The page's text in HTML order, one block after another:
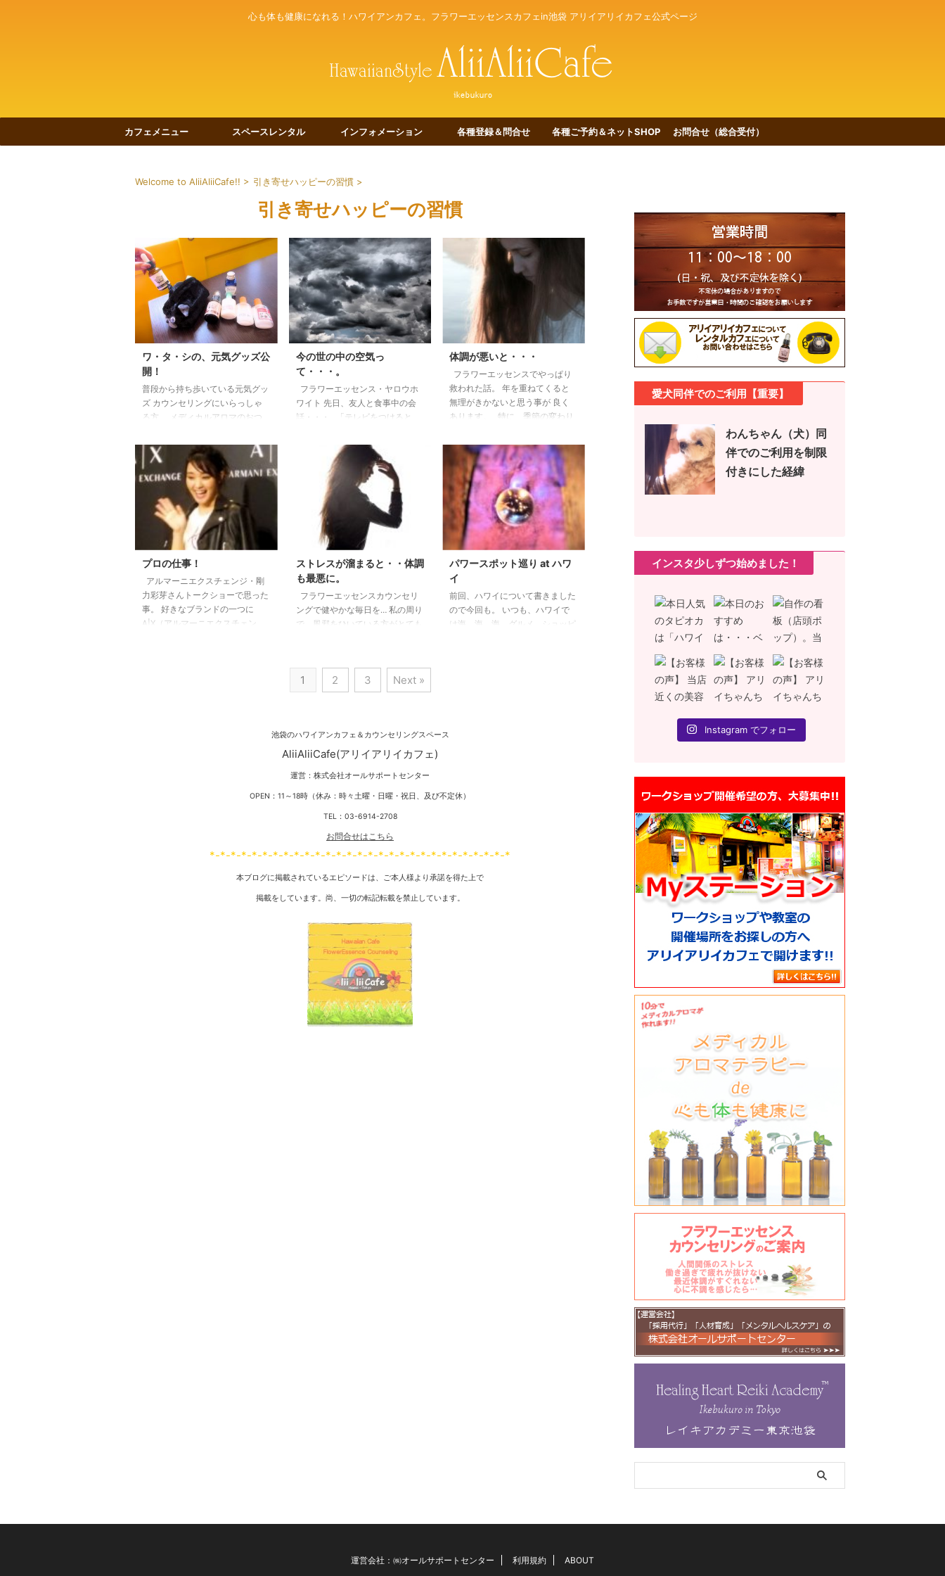
心も体も健康になれる！ハワイアンカフェ。フラワーエッセンスカフェin池袋 アリイアリイカフェ公式ページ
カフェメニュー スペースレンタル インフォメーション 各種登録＆問合せ 各種ご予約＆ネットSHOP お問合せ（総合受付）
Welcome to AliiAliiCafe!! > 引き寄せハッピーの習慣 >
引き寄せハッピーの習慣
ワ・タ・シの、元気グッズ公
開！
普段から持ち歩いている元気グッ
ズ カウンセリングにいらっしゃ
る方、 メディカルアロマのおつ
聞かれることがあります。 「上
西さんってフラワーエッセンス、
メディカルアロマは何を使ってい
るの？」 よくぞ聞いていただけ
ました！！ フラワーエッセンス
は 必ずバッグに持っているのが
エマージェンシー。 自宅ではエ
キナセア。 女子力アップのファ
シネーションは 人と会う時に飲
マは 少し前の時期は花粉症ノー
ズケア（今年から ...
今の世の中の空気っ
て・・・。
フラワーエッセンス・ヤロウホ
ワイト 先日、友人と食事中の会
話・・・ 「テレビをつけると、
嫌な事ばっかり見てしまう。」
「何だか、イライラするんだよ
ね」と。 最後には 「政治家の不
倫、忖度何てどうでもいいから、
北朝鮮から他国から日本を守って
くれれば いいんだよ。」と かな
りのご立腹！！ 「あなたはいい
よね。いつも元気で明るくて。」
と 最後に私にあたっていまし
た。 そうです。 今、何だかイラ
ついている人が多 ...
体調が悪いと・・・
フラワーエッセンスでやっぱり
救われた話。 年を重ねてくると
無理がきかないと思う事が 良く
あります。 特に、季節の変わり
し頑張りすぎると 最近の私も
様々悪いところが 出てきます。
最近、体調がおもわしくないな～
と 思っていました。 （病気では
ないのですが） そんな時、仕事
関係、プライベートでも 少し理
不尽な事が続きました。 体が元
気がない時に限って起こる 様々
な連鎖に気が付いていました。
（心が元気がない ...
プロの仕事！
アルマーニエクスチェンジ・剛
力彩芽さんトークショーで思った
事。 好きなブランドの一つに
A|X（アルマーニエクスチェン
ストレスが溜まると・・体調
も最悪に。
フラワーエッセンスカウンセリ
ングで健やかな毎日を… 私の周り
で、風邪をひいている方がとても
夏は、雨ばかりで 尚且つ最近
は、突然寒くなったりと体温調整
が難しいと思います。 そう言っ
し・・その前に、人間関係で悩ん
でいたり、嫌な事が続くと風邪を
かったりする事もあります。
（ストレスフルな生活をされてい
パワースポット巡り at ハワ
イ
前回、ハワイについて書きました
ので今回も。 いつも、ハワイで
は海、海、海、グルメ、ショッピ
ウ＆ヒーリングプールでは 大き
1 2 3 Next »
池袋のハワイアンカフェ＆カウンセリングスペース
AliiAliiCafe(アリイアリイカフェ)
運営：株式会社オールサポートセンター
OPEN：11～18時（休み：時々土曜・日曜・祝日、及び不定休）
TEL：03-6914-2708
お問合せはこちら
*-*-*-*-*-*-*-*-*-*-*-*-*-*-*-*-*-*-*-*-*-*-*-*-*-*-*-*-*
本ブログに掲載されているエピソードは、ご本人様より承諾を得た上で
掲載をしています。尚、一切の転記転載を禁止しています。
愛犬同伴でのご利用【重要】
わんちゃん（犬）同
伴でのご利用を制限
付きにした経緯
インスタ少しずつ始めました！
Instagram でフォロー
運営会社：㈱オールサポートセンター 利用規約 ABOUT